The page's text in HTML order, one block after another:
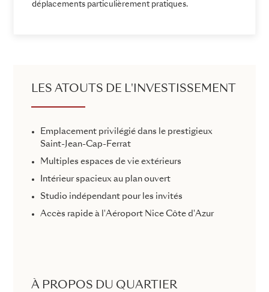
déplacements particulièrement pratiques.
LES ATOUTS DE L'INVESTISSEMENT
Emplacement privilégié dans le prestigieux
Saint-Jean-Cap-Ferrat
Multiples espaces de vie extérieurs
Intérieur spacieux au plan ouvert
Studio indépendant pour les invités
Accès rapide à l'Aéroport Nice Côte d'Azur
À PROPOS DU QUARTIER